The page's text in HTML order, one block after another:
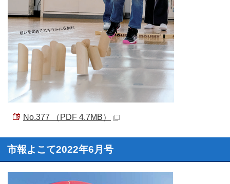
No.377 （PDF 4.7MB）
市報よこて2022年6月号